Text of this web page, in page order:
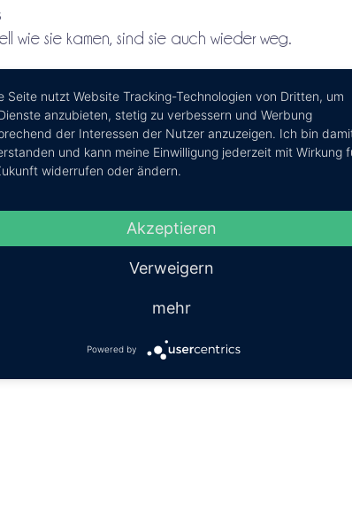
wie sie kamen, sind sie auch wieder weg.
Seite nutzt Website Tracking-Technologien von Dritten, um
anzubieten, stetig zu verbessern und Werbung
der Interessen der Nutzer anzuzeigen. Ich bin
und kann meine Einwilligung jederzeit mit Wirkung
widerrufen oder ändern.
Akzeptieren
Verweigern
mehr
Powered by